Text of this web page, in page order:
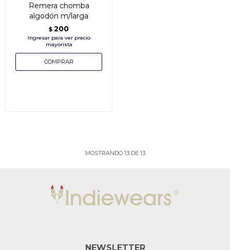
Remera chomba
algodón m/larga
$ 200
MOSTRANDO 13DE 13
NEWSLETTER